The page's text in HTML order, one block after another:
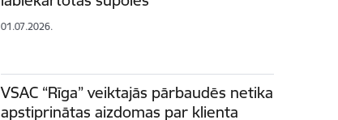
01.07.2026.
VSAC “Rīga” veiktajās pārbaudēs netika
apstiprinātas aizdomas par klienta